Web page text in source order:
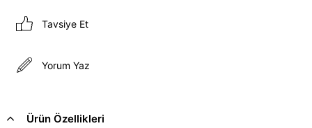
Tavsiye Et
Yorum Yaz
Ürün Özellikleri